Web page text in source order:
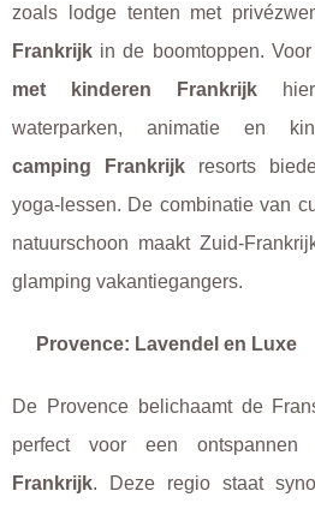
zoals lodge tenten met
Frankrijk in de boomtoppen.
met kinderen Frankrijkhier
waterparken, animatie en
camping Frankrijkresorts
yoga-lessen. De combinatie van
natuurschoon maakt Zuid-
glamping vakantiegangers.
Provence: Lavendel en Luxe
De Provence belichaamt de
perfect voor een
Frankrijk. Deze regio staat